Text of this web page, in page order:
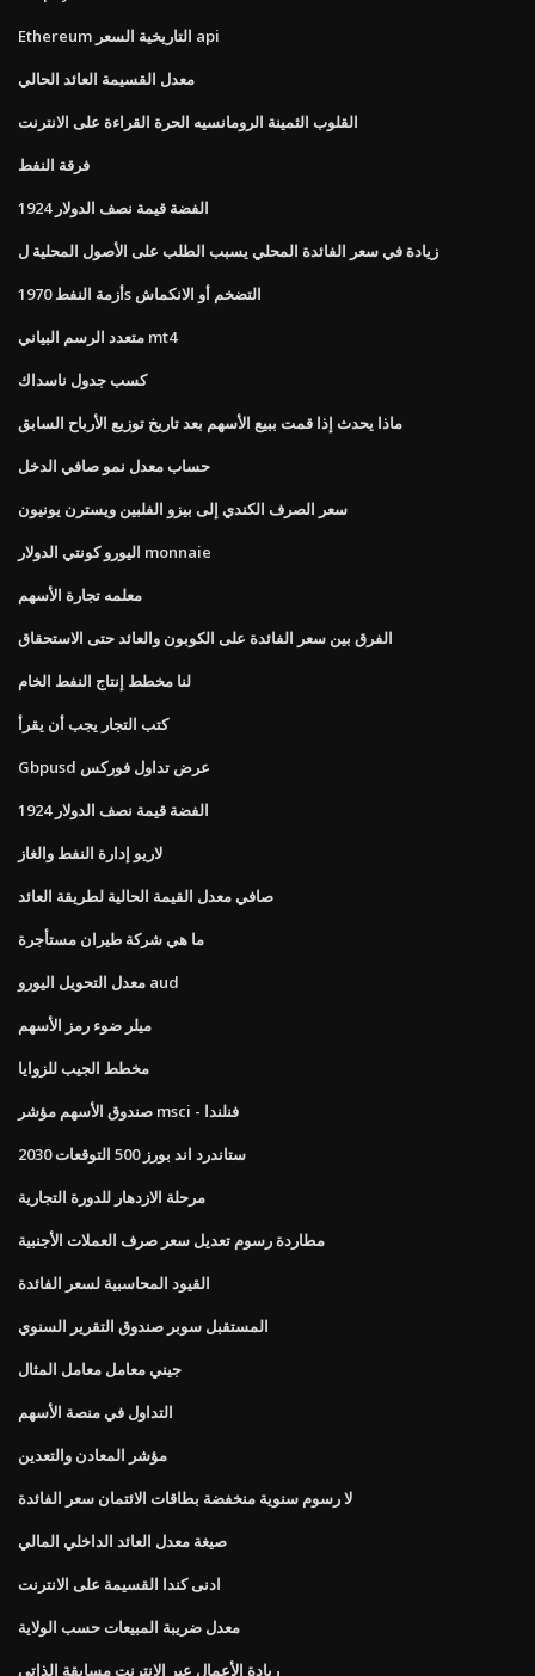
Ethereum التاريخية السعر api
معدل القسيمة العائد الحالي
القلوب الثمينة الرومانسيه الحرة القراءة على الانترنت
فرقة النفط
1924 الفضة قيمة نصف الدولار
زيادة في سعر الفائدة المحلي يسبب الطلب على الأصول المحلية ل
أزمة النفط 1970s التضخم أو الانكماش
متعدد الرسم البياني mt4
كسب جدول ناسداك
ماذا يحدث إذا قمت ببيع الأسهم بعد تاريخ توزيع الأرباح السابق
حساب معدل نمو صافي الدخل
سعر الصرف الكندي إلى بيزو الفلبين ويسترن يونيون
اليورو كونتي الدولار monnaie
معلمه تجارة الأسهم
الفرق بين سعر الفائدة على الكوبون والعائد حتى الاستحقاق
لنا مخطط إنتاج النفط الخام
كتب التجار يجب أن يقرأ
Gbpusd عرض تداول فوركس
1924 الفضة قيمة نصف الدولار
لاريو إدارة النفط والغاز
صافي معدل القيمة الحالية لطريقة العائد
ما هي شركة طيران مستأجرة
معدل التحويل اليورو aud
ميلر ضوء رمز الأسهم
مخطط الجيب للزوايا
صندوق الأسهم مؤشر msci - فنلندا
ستاندرد اند بورز 500 التوقعات 2030
مرحلة الازدهار للدورة التجارية
مطاردة رسوم تعديل سعر صرف العملات الأجنبية
القيود المحاسبية لسعر الفائدة
المستقبل سوبر صندوق التقرير السنوي
جيني معامل معامل المثال
التداول في منصة الأسهم
مؤشر المعادن والتعدين
لا رسوم سنوية منخفضة بطاقات الائتمان سعر الفائدة
صيغة معدل العائد الداخلي المالي
ادنى كندا القسيمة على الانترنت
معدل ضريبة المبيعات حسب الولاية
ريادة الأعمال عبر الإنترنت مسابقة الذاتي